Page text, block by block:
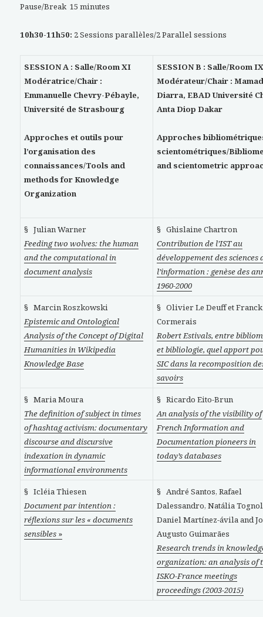
Pause/Break 15 minutes
10h30-11h50: 2 Sessions parallèles/2 Parallel sessions
SESSION A : Salle/Room XI
Modératrice/Chair :
Emmanuelle Chevry-Pébayle,
Université de Strasbourg
Approches et outils pour
l’organisation des
connaissances/Tools and
methods for Knowledge
Organization
SESSION B : Salle/Room
Modérateur/Chair :
Diarra, EBAD Université
Anta Diop Dakar
Approches
scientométriques/
and scientometric
§ Julian Warner
Feeding two wolves: the human
and the computational in
document analysis
§ Ghislaine Chartron
Contribution de l’IST au
développement des sciences
l’information : genèse des
1960-2000
§ Marcin Roszkowski
Epistemic and Ontological
Analysis of the Concept of Digital
Humanities in Wikipedia
Knowledge Base
§ Olivier Le Deuff et Franck
Cormerais
Robert Estivals, entre
et bibliologie, quel apport
SIC dans la recomposition
savoirs
§ Maria Moura
The definition of subject in times
of hashtag activism: documentary
discourse and discursive
indexation in dynamic
informational environments
§ Ricardo Eito-Brun
An analysis of the visibility of
French Information and
Documentation pioneers in
today’s databases
§ Icléia Thiesen
Document par intention :
réflexions sur les « documents
sensibles »
§ André Santos, Rafael
Dalessandro, Natália
Daniel Martínez-ávila and
Augusto Guimarães
Research trends in
organization: an analysis of
ISKO-France meetings
proceedings (2003-2015)